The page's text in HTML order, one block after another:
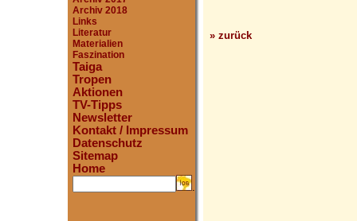
Archiv 2018
Links
Literatur
Materialien
Faszination
Taiga
Tropen
Aktionen
TV-Tipps
Newsletter
Kontakt / Impressum
Datenschutz
Sitemap
Home
.
» zurück